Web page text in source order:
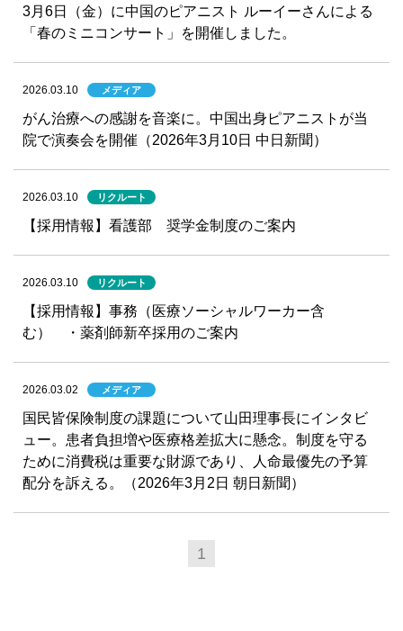
3月6日（金）に中国のピアニスト ルーイーさんによる
「春のミニコンサート」を開催しました。
2026.03.10 メディア
がん治療への感謝を音楽に。中国出身ピアニストが当
院で演奏会を開催（2026年3月10日 中日新聞）
2026.03.10 リクルート
【採用情報】看護部 奨学金制度のご案内
2026.03.10 リクルート
【採用情報】事務（医療ソーシャルワーカー含
む） ・薬剤師新卒採用のご案内
2026.03.02 メディア
国民皆保険制度の課題について山田理事長にインタビ
ュー。患者負担増や医療格差拡大に懸念。制度を守る
ために消費税は重要な財源であり、人命最優先の予算
配分を訴える。（2026年3月2日 朝日新聞）
1